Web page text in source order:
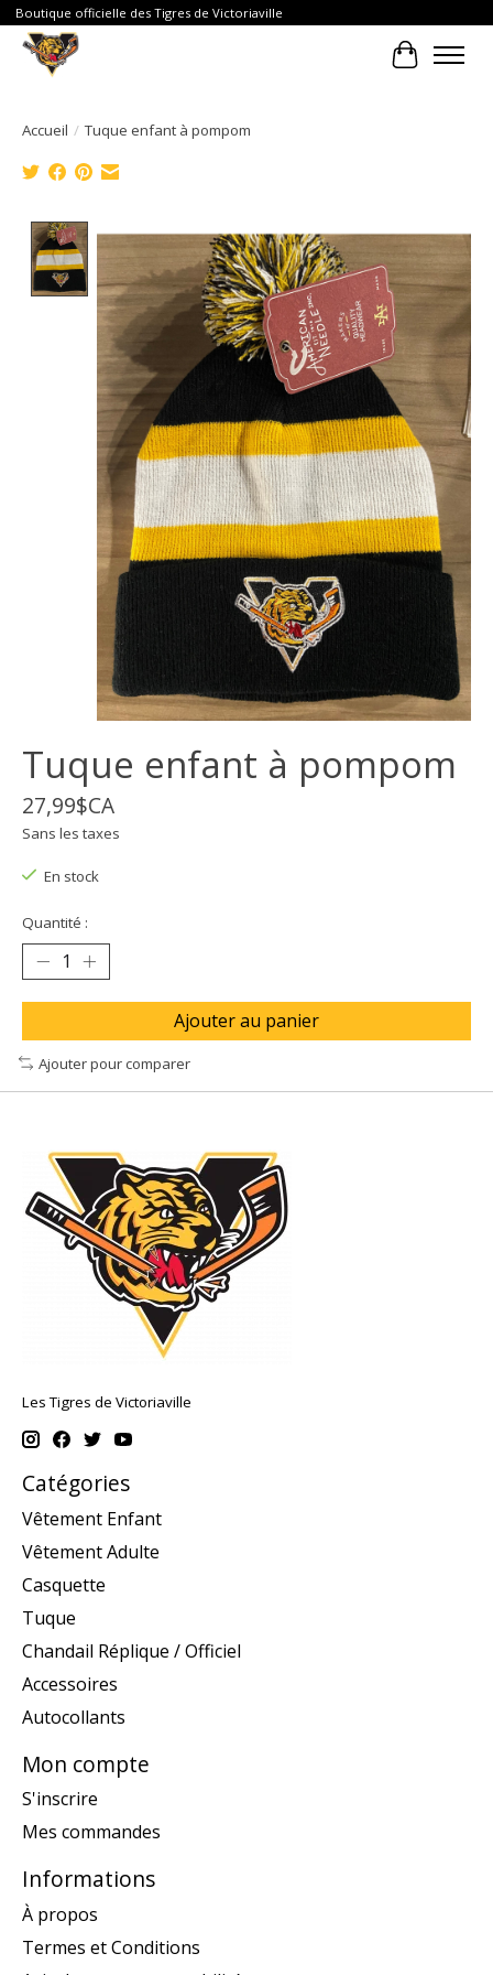
Boutique officielle des Tigres de Victoriaville
Panier
Accueil / Tuque enfant à pompom
Product image slideshow Items
Tuque enfant à pompom
27,99$CA
Sans les taxes
En stock
Quantité :
Ajouter au panier
Ajouter pour comparer
Les Tigres de Victoriaville
Catégories
Vêtement Enfant
Vêtement Adulte
Casquette
Tuque
Chandail Réplique / Officiel
Accessoires
Autocollants
Mon compte
S'inscrire
Mes commandes
Informations
À propos
Termes et Conditions